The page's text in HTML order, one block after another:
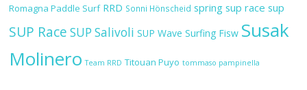
Romagna Paddle Surf RRD Sonni Hönscheid spring sup race sup
SUP Race SUP Salivoli SUP Wave Surfing Fisw Susak
Molinero Team RRD Titouan Puyo tommaso pampinella